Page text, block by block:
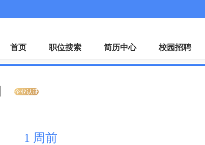
首页 职位搜索 简历中心 校园招聘
企业认证
1 周前